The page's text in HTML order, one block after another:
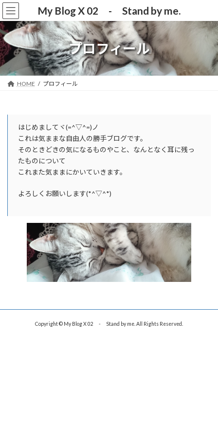
コ
ン
テ
ン
ツ
へ
ス
キ
ナ
ビ
ゲ
ー
シ
ョ
ン
に
My Blog X 02 - Stand by me.
プロフィール
HOME プロフィール
はじめましてヾ(=^▽^=)ノ
これは気ままな自由人の勝手ブログです。
そのときどきの気になるものやこと、なんとなく耳に残っ
たものについて
これまた気ままにかいていきます。
よろしくお願いします(*^▽^*)
Copyright © My Blog X 02 - Stand by me. All Rights Reserved.